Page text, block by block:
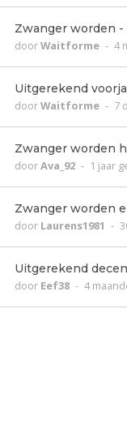
Zwanger worden -
doorWaitforme - 4
Uitgerekend
doorWaitforme - 7
Zwanger worden
doorAva_92 - 1 jaar
Zwanger worden
door Laurens1981 -
Uitgerekend
door Eef38 - 4